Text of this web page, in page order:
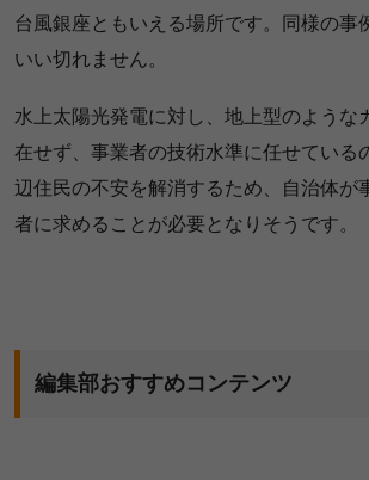
台風銀座ともいえる場所です。同様の事
いい切れません。
水上太陽光発電に対し、地上型のような
在せず、事業者の技術水準に任せている
辺住民の不安を解消するため、自治体が
者に求めることが必要となりそうです。
編集部おすすめコンテンツ